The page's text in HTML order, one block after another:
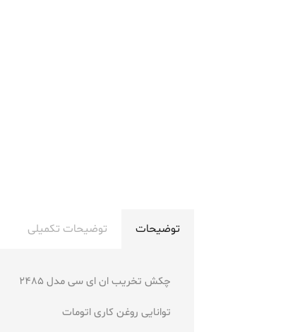
توضیحات توضیحات تکمیلی
چکش تخریب ان ای سی مدل 2485
توانایی روغن کاری اتومات